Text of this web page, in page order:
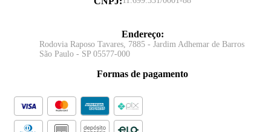
Endereço:
Rodovia Raposo Tavares, 7885 - Jardim Adhemar de Barros
São Paulo - SP 05577-000
Formas de pagamento